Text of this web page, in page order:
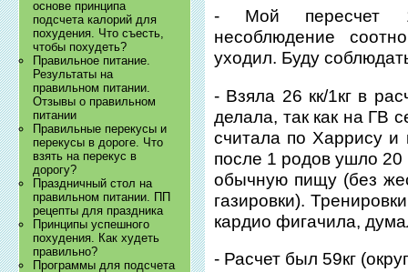
основе принципа
подсчета калорий для
похудения. Что съесть,
чтобы похудеть?
Правильное питание.
Результаты на
правильном питании.
Отзывы о правильном
питании
Правильные перекусы и
перекусы в дороге. Что
взять на перекус в
дорогу?
Праздничный стол на
правильном питании. ПП
рецепты для праздника
Принципы успешного
похудения. Как худеть
правильно?
Программы для подсчета
- Мой пересчет
несоблюдение
уходил. Буду
- Взяла 26 кк/1кг в
делала, так как на ГВ
считала по Харрису
после 1 родов ушло
обычную пищу (без
газировки).
кардио фигачила,
- Расчет был 59кг